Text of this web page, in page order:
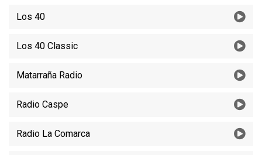
Los 40
Los 40 Classic
Matarraña Radio
Radio Caspe
Radio La Comarca